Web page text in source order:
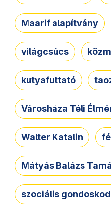
Maarif alapítvány
világcsúcs
kutyafuttató
Városháza Téli
Walter Katalin
Mátyás Balázs
szociális